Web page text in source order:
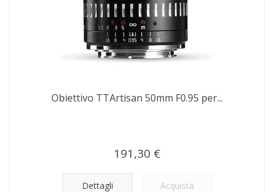
Obiettivo TTArtisan 50mm F0.95 per...
191,30 €
Dettagli Acquista